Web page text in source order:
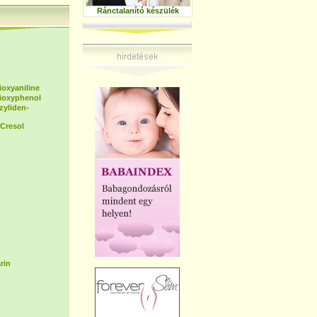
Ránctalanító készülék